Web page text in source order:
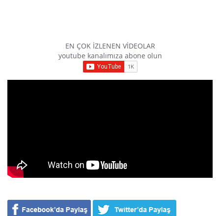
EN ÇOK İZLENEN VİDEOLAR
youtube kanalımıza abone olun